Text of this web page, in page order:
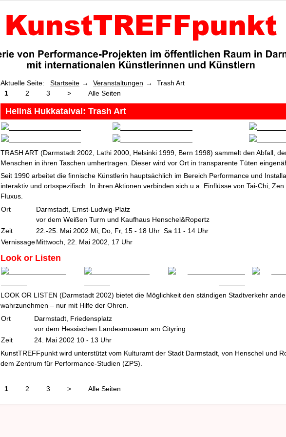
Aktuelle Seite: Startseite Veranstaltungen
Trash Art
1
2 3 > Alle Seiten
Helinä Hukkataival: Trash Art
TRASH ART (Darmstadt 2002, Lathi 2000, Helsinki 1999, Bern 1998) sammelt den Abfall,
Menschen in ihren Taschen umhertragen. Dieser wird vor Ort in transparente Tüten
Seit 1990 arbeitet die finnische Künstlerin hauptsächlich im Bereich Performance und
interaktiv und ortsspezifisch. In ihren Aktionen verbinden sich u.a. Einflüsse von Tai-Chi, Zen
Fluxus.
Ort
Darmstadt, Ernst-Ludwig-Platz
vor dem Weißen Turm und Kaufhaus Henschel&Ropertz
Zeit
22.-25. Mai 2002 Mi, Do, Fr, 15 - 18 Uhr Sa 11 - 14 Uhr
VernissageMittwoch, 22. Mai 2002, 17 Uhr
Look or Listen
LOOK OR LISTEN (Darmstadt 2002) bietet die Möglichkeit den ständigen Stadtverkehr
wahrzunehmen – nur mit Hilfe der Ohren.
Ort
Darmstadt, Friedensplatz
vor dem Hessischen Landesmuseum am Cityring
Zeit
24. Mai 2002 10 - 13 Uhr
KunstTREFFpunkt wird unterstützt vom Kulturamt der Stadt Darmstadt, von Henschel und
dem Zentrum für Performance-Studien (ZPS).
1 2 3 > Alle Seiten